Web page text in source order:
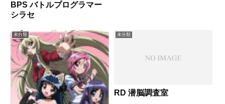
BPS バトルプログラマー
シラセ
未分類 未分類
RD 潜脳調査室